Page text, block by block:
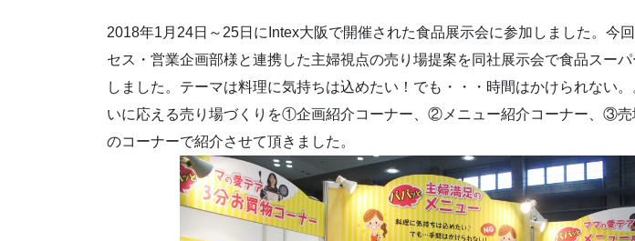
2018年1月24日～25日にIntex大阪で開催された食品展示会に参加しました。今
セス・営業企画部様と連携した主婦視点の売り場提案を同社展示会で食品スー
しました。テーマは料理に気持ちは込めたい！でも・・・時間はかけられない
いに応える売り場づくりを①企画紹介コーナー、②メニュー紹介コーナー、③売
のコーナーで紹介させて頂きました。